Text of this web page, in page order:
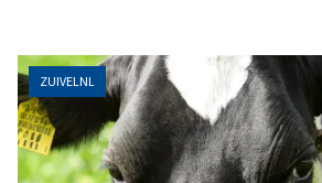
ZUIVELNL